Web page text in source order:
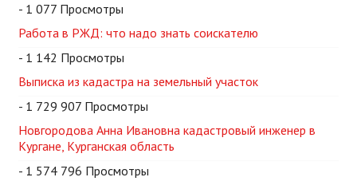
- 1 077 Просмотры
Работа в РЖД: что надо знать соискателю
- 1 142 Просмотры
Выписка из кадастра на земельный участок
- 1 729 907 Просмотры
Новгородова Анна Ивановна кадастровый инженер в
Кургане, Курганская область
- 1 574 796 Просмотры